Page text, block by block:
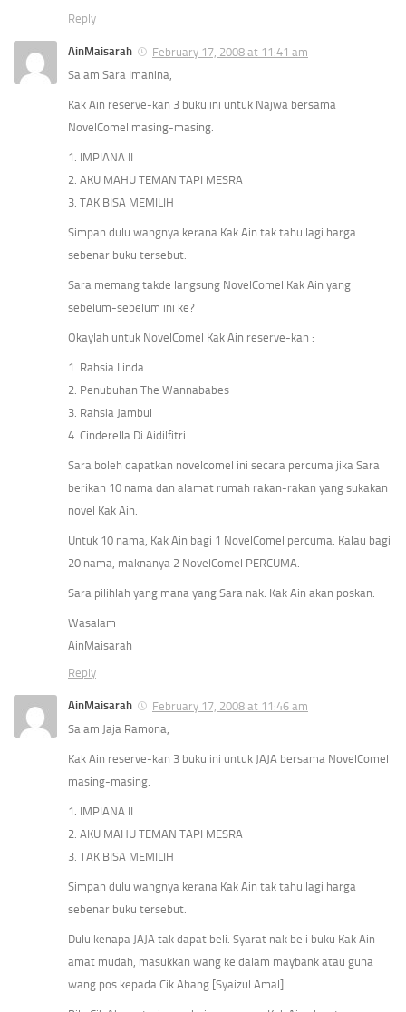
Reply
AinMaisarah
February 17, 2008 at 11:41 am
Salam Sara Imanina,
Kak Ain reserve-kan 3 buku ini untuk Najwa bersama
NovelComel masing-masing.
1. IMPIANA II
2. AKU MAHU TEMAN TAPI MESRA
3. TAK BISA MEMILIH
Simpan dulu wangnya kerana Kak Ain tak tahu lagi harga
sebenar buku tersebut.
Sara memang takde langsung NovelComel Kak Ain yang
sebelum-sebelum ini ke?
Okaylah untuk NovelComel Kak Ain reserve-kan :
1. Rahsia Linda
2. Penubuhan The Wannababes
3. Rahsia Jambul
4. Cinderella Di Aidilfitri.
Sara boleh dapatkan novelcomel ini secara percuma jika Sara
berikan 10 nama dan alamat rumah rakan-rakan yang sukakan
novel Kak Ain.
Untuk 10 nama, Kak Ain bagi 1 NovelComel percuma. Kalau bagi
20 nama, maknanya 2 NovelComel PERCUMA.
Sara pilihlah yang mana yang Sara nak. Kak Ain akan poskan.
Wasalam
AinMaisarah
Reply
AinMaisarah
February 17, 2008 at 11:46 am
Salam Jaja Ramona,
Kak Ain reserve-kan 3 buku ini untuk JAJA bersama NovelComel
masing-masing.
1. IMPIANA II
2. AKU MAHU TEMAN TAPI MESRA
3. TAK BISA MEMILIH
Simpan dulu wangnya kerana Kak Ain tak tahu lagi harga
sebenar buku tersebut.
Dulu kenapa JAJA tak dapat beli. Syarat nak beli buku Kak Ain
amat mudah, masukkan wang ke dalam maybank atau guna
wang pos kepada Cik Abang [Syaizul Amal]